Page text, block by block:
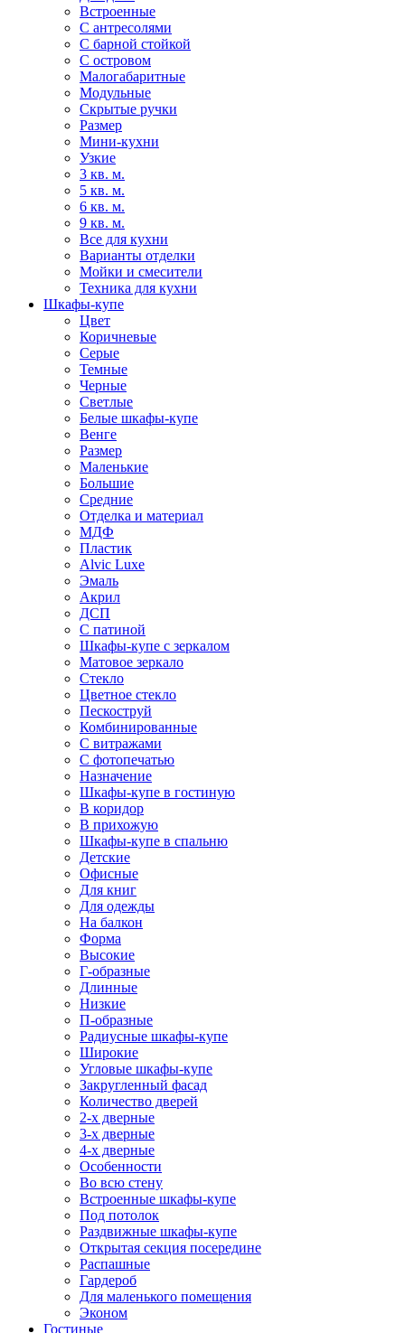
Встроенные
С антресолями
С барной стойкой
С островом
Малогабаритные
Модульные
Скрытые ручки
Размер
Мини-кухни
Узкие
3 кв. м.
5 кв. м.
6 кв. м.
9 кв. м.
Все для кухни
Варианты отделки
Мойки и смесители
Техника для кухни
Шкафы-купе
Цвет
Коричневые
Серые
Темные
Черные
Светлые
Белые шкафы-купе
Венге
Размер
Маленькие
Большие
Средние
Отделка и материал
МДФ
Пластик
Alvic Luxe
Эмаль
Акрил
ДСП
С патиной
Шкафы-купе с зеркалом
Матовое зеркало
Стекло
Цветное стекло
Пескоструй
Комбинированные
С витражами
С фотопечатью
Назначение
Шкафы-купе в гостиную
В коридор
В прихожую
Шкафы-купе в спальню
Детские
Офисные
Для книг
Для одежды
На балкон
Форма
Высокие
Г-образные
Длинные
Низкие
П-образные
Радиусные шкафы-купе
Широкие
Угловые шкафы-купе
Закругленный фасад
Количество дверей
2-х дверные
3-х дверные
4-х дверные
Особенности
Во всю стену
Встроенные шкафы-купе
Под потолок
Раздвижные шкафы-купе
Открытая секция посередине
Распашные
Гардероб
Для маленького помещения
Эконом
Гостиные